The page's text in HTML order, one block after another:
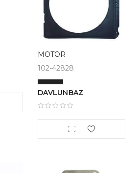
MOTOR
102-42828
DAVLUNBAZ